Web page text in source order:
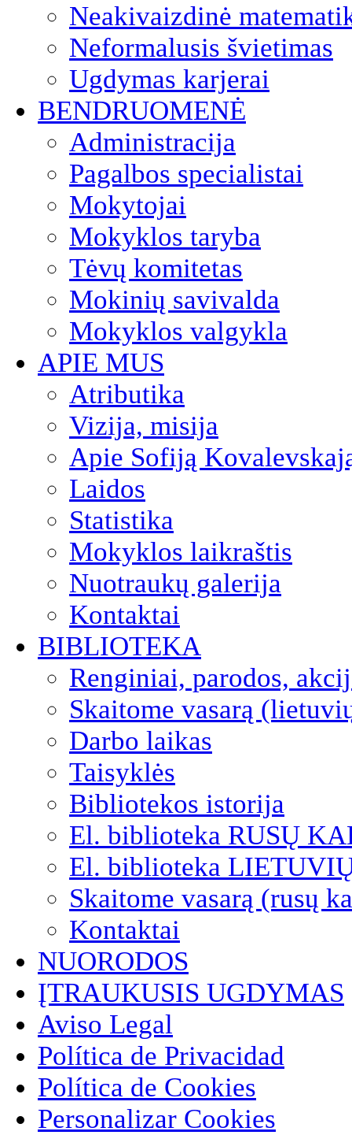
Neakivaizdinė
Neformalusis švietimas
Ugdymas karjerai
BENDRUOMENĖ
Administracija
Pagalbos specialistai
Mokytojai
Mokyklos taryba
Tėvų komitetas
Mokinių savivalda
Mokyklos valgykla
APIE MUS
Atributika
Vizija, misija
Apie Sofiją
Laidos
Statistika
Mokyklos laikraštis
Nuotraukų galerija
Kontaktai
BIBLIOTEKA
Renginiai, parodos,
Skaitome vasarą
Darbo laikas
Taisyklės
Bibliotekos istorija
El. biblioteka RUSŲ
El. biblioteka
Skaitome vasarą (rusų
Kontaktai
NUORODOS
ĮTRAUKUSIS UGDYMAS
Aviso Legal
Política de Privacidad
Política de Cookies
Personalizar Cookies